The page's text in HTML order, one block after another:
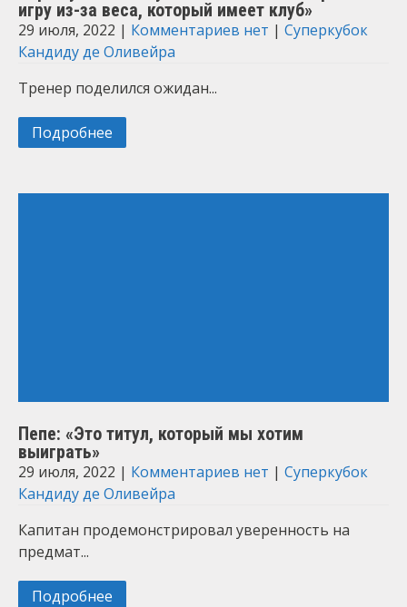
игру из-за веса, который имеет клуб»
29 июля, 2022 | Комментариев нет | Суперкубок
Кандиду де Оливейра
Тренер поделился ожидан...
Подробнее
Пепе: «Это титул, который мы хотим
выиграть»
29 июля, 2022 | Комментариев нет | Суперкубок
Кандиду де Оливейра
Капитан продемонстрировал уверенность на
предмат...
Подробнее